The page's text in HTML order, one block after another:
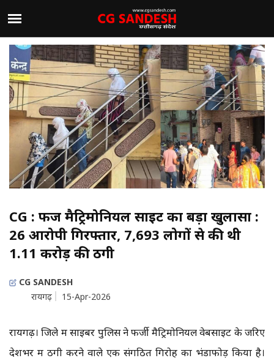
CG : फर्जी मैट्रिमोनियल साइट का बड़ा खुलासा :
26 आरोपी गिरफ्तार, 7,693 लोगों से की थी
1.11 करोड़ की ठगी
CG SANDESH
रायगढ़
15-Apr-2026
रायगढ़। जिले में साइबर पुलिस ने फर्जी मैट्रिमोनियल वेबसाइट के जरिए
देशभर में ठगी करने वाले एक संगठित गिरोह का भंडाफोड़ किया है।